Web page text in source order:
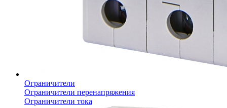
Ограничители
Ограничители перенапряжения
Ограничители тока